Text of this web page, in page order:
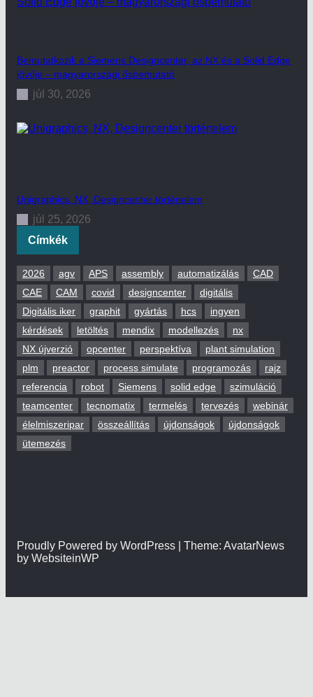
Bemutatkozik a Siemens Designcenter, az NX és a Solid Edge
jövője – magyarországi ősbemutató
júl 30, 2026
Unigraphics, NX, Designcenter történelem
júl 25, 2026
Címkék
2026 agv APS assembly automatizálás
CAD
CAE
CAM covid designcenter
digitális
Digitális iker
graphit gyártás hcs
ingyen
kérdések
letöltés mendix modellezés
nx
NX újverzió
opcenter perspektíva
plant simulation
plm
preactor process simulate programozás
rajz
referencia
robot Siemens solid edge
szimuláció
teamcenter
tecnomatix termelés tervezés
webinár
élelmiszeripar
összeállítás újdonságok
újdonságok
ütemezés
Proudly Powered by WordPress | Theme: AvatarNews
by WebsiteinWP